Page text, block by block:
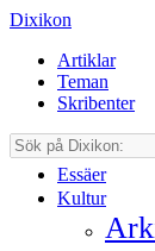
Dixikon
Artiklar
Teman
Skribenter
Essäer
Kultur